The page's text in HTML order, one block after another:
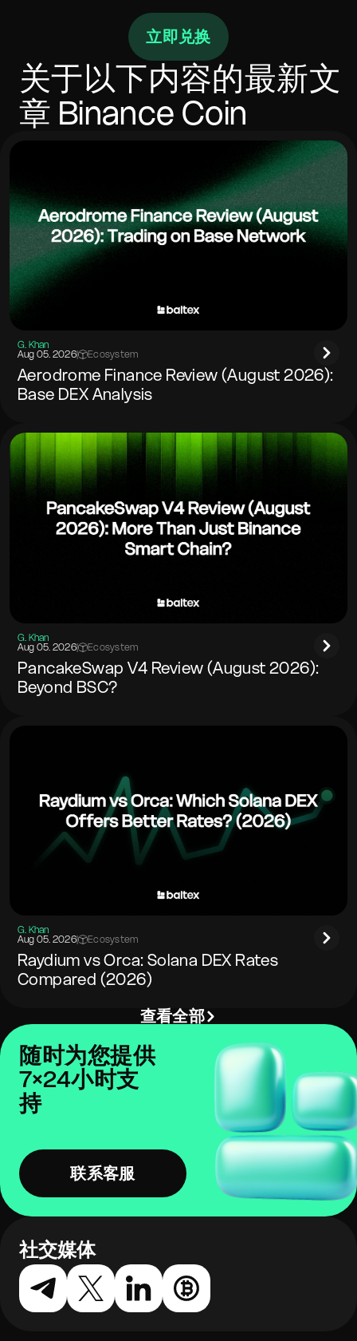
最低金额取决于网络手续费，显示在报价中。大额交易
可能跨多个场所分配以改善执行。始终使用正确的地址
格式并包含任何必需的memo或标签。确保您的钱包有
足够的Gas用于发出和传入链。
立即兑换
关于以下内容的最新文
章 Binance Coin
G. Khan
Aug 05. 2026| Ecosystem
Aerodrome Finance Review (August 2026):
Base DEX Analysis
G. Khan
Aug 05. 2026| Ecosystem
PancakeSwap V4 Review (August 2026):
Beyond BSC?
G. Khan
Aug 05. 2026| Ecosystem
Raydium vs Orca: Solana DEX Rates
Compared (2026)
查看全部
随时为您提供
7×24小时支
持
联系客服
社交媒体